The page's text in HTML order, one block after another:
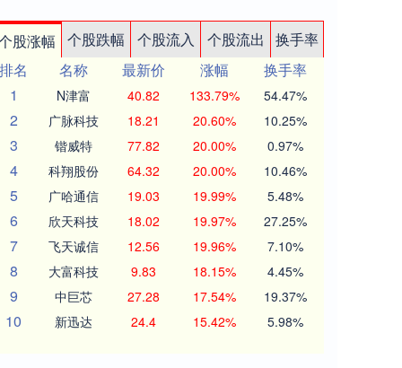
股涨幅 个股跌幅 个股流入 个股流出
换手率
排名
名称 最新价 涨幅
换手率
1
N津富 40.82 133.79% 54.47%
2 广脉科技 18.21 20.60% 10.25%
3 锴威特 77.82 20.00% 0.97%
4 科翔股份 64.32 20.00% 10.46%
5 广哈通信 19.03 19.99% 5.48%
6 欣天科技 18.02 19.97% 27.25%
7 飞天诚信 12.56 19.96% 7.10%
8 大富科技 9.83 18.15% 4.45%
9 中巨芯 27.28 17.54% 19.37%
10 新迅达 24.4 15.42% 5.98%